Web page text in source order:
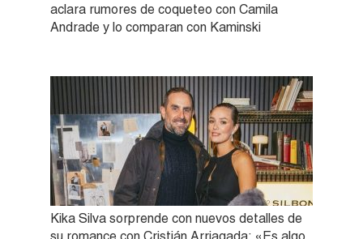
aclara rumores de coqueteo con Camila
Andrade y lo comparan con Kaminski
Kika Silva sorprende con nuevos detalles de